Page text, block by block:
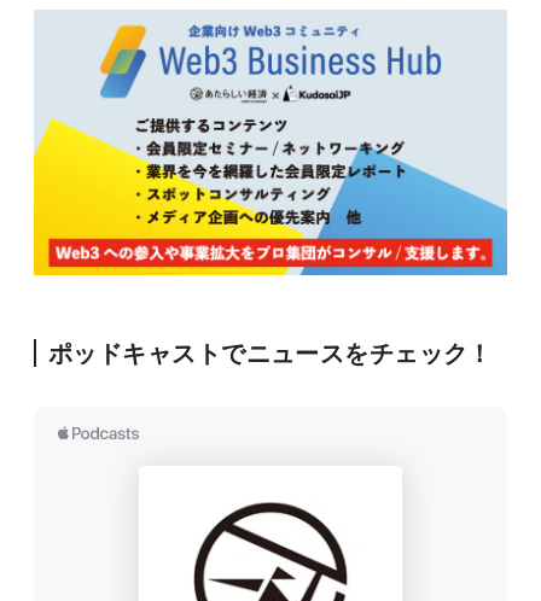
ポッドキャストでニュースをチェック！